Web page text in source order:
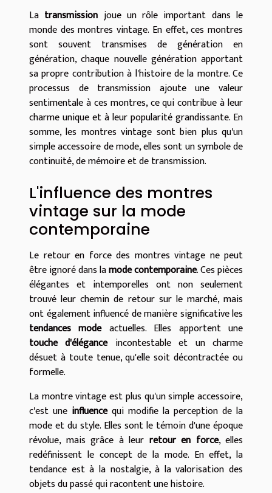
La transmission joue un rôle important dans le
monde des montres vintage. En effet, ces montres
sont souvent transmises de génération en
génération, chaque nouvelle génération apportant
sa propre contribution à l'histoire de la montre. Ce
processus de transmission ajoute une valeur
sentimentale à ces montres, ce qui contribue à leur
charme unique et à leur popularité grandissante. En
somme, les montres vintage sont bien plus qu'un
simple accessoire de mode, elles sont un symbole de
continuité, de mémoire et de transmission.
L'influence des montres
vintage sur la mode
contemporaine
Le retour en force des montres vintage ne peut
être ignoré dans lamode contemporaine. Ces pièces
élégantes et intemporelles ont non seulement
trouvé leur chemin de retour sur le marché, mais
ont également influencé de manière significative les
tendances modeactuelles. Elles apportent une
touche d'éléganceincontestable et un charme
désuet à toute tenue, qu'elle soit décontractée ou
formelle.
La montre vintage est plus qu'un simple accessoire,
c'est une influencequi modifie la perception de la
mode et du style. Elles sont le témoin d'une époque
révolue, mais grâce à leur retour en force, elles
redéfinissent le concept de la mode. En effet, la
tendance est à la nostalgie, à la valorisation des
objets du passé qui racontent une histoire.